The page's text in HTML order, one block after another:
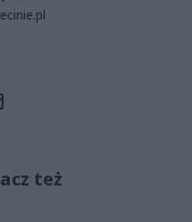
też